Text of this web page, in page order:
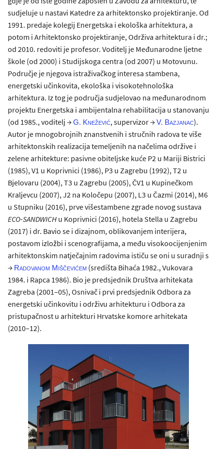
sudjeluje u nastavi Katedre za arhitektonsko projektiranje. Od
1991. predaje kolegij Energetska i ekološka arhitektura, a
potom i Arhitektonsko projektiranje, Održiva arhitektura i dr.;
od 2010. redoviti je profesor. Voditelj je Međunarodne ljetne
škole (od 2000) i Studijskoga centra (od 2007) u Motovunu.
Područje je njegova istraživačkog interesa stambena,
energetski učinkovita, ekološka i visokotehnološka
arhitektura. Iz tog je područja sudjelovao na međunarodnom
projektu Energetska i ambijentalna rehabilitacija u stanovanju
(od 1985., voditelj →G. Knežević, supervizor →V. Bazjanac).
Autor je mnogobrojnih znanstvenih i stručnih radova te više
arhitektonskih realizacija temeljenih na načelima održive i
zelene arhitekture: pasivne obiteljske kuće P2 u Mariji Bistrici
(1985), V1 u Koprivnici (1986), P3 u Zagrebu (1992), T2 u
Bjelovaru (2004), T3 u Zagrebu (2005), ČV1 u Kupinečkom
Kraljevcu (2007), J2 na Koločepu (2007), L3 u Čazmi (2014), M6
u Stupniku (2016), prve višestambene zgrade novog sustava
ECO-SANDWICH u Koprivnici (2016), hotela Stella u Zagrebu
(2017) i dr. Bavio se i dizajnom, oblikovanjem interijera,
postavom izložbi i scenografijama, a među visokoocijenjenim
arhitektonskim natječajnim radovima ističu se oni u suradnji s
→ Radovanom Miščevićem (središta Bihaća 1982., Vukovara
1984. i Rapca 1986). Bio je predsjednik Društva arhitekata
Zagreba (2001–05), Osnivač i prvi predsjednik Odbora za
energetski učinkovitu i održivu arhitekturu i Odbora za
pristupačnost u arhitekturi Hrvatske komore arhitekata
(2010–12).